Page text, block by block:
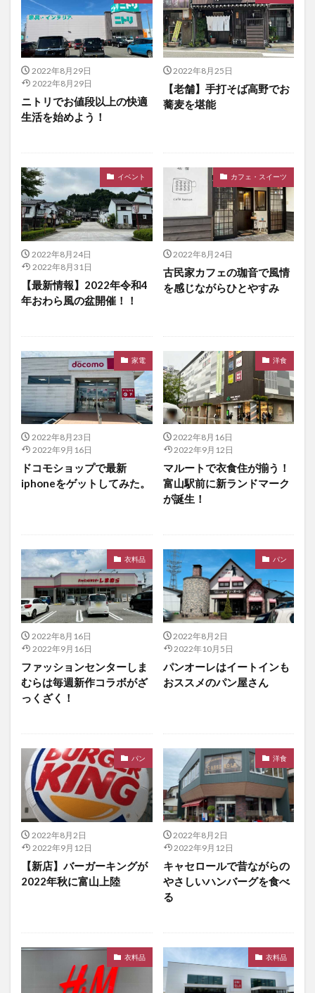
2022年8月29日
2022年8月29日
ニトリでお値段以上の快適
生活を始めよう！
2022年8月25日
【老舗】手打そば高野でお
蕎麦を堪能
イベント
2022年8月24日
2022年8月31日
【最新情報】2022年令和4
年おわら風の盆開催！！
カフェ・スイーツ
2022年8月24日
古民家カフェの珈音で風情
を感じながらひとやすみ
家電
2022年8月23日
2022年9月16日
ドコモショップで最新
iphoneをゲットしてみた。
洋食
2022年8月16日
2022年9月12日
マルートで衣食住が揃う！
富山駅前に新ランドマーク
が誕生！
衣料品
2022年8月16日
2022年9月16日
ファッションセンターしま
むらは毎週新作コラボがざ
っくざく！
パン
2022年8月2日
2022年10月5日
パンオーレはイートインも
おススメのパン屋さん
パン
2022年8月2日
2022年9月12日
【新店】バーガーキングが
2022年秋に富山上陸
洋食
2022年8月2日
2022年9月12日
キャセロールで昔ながらの
やさしいハンバーグを食べ
る
衣料品 衣料品